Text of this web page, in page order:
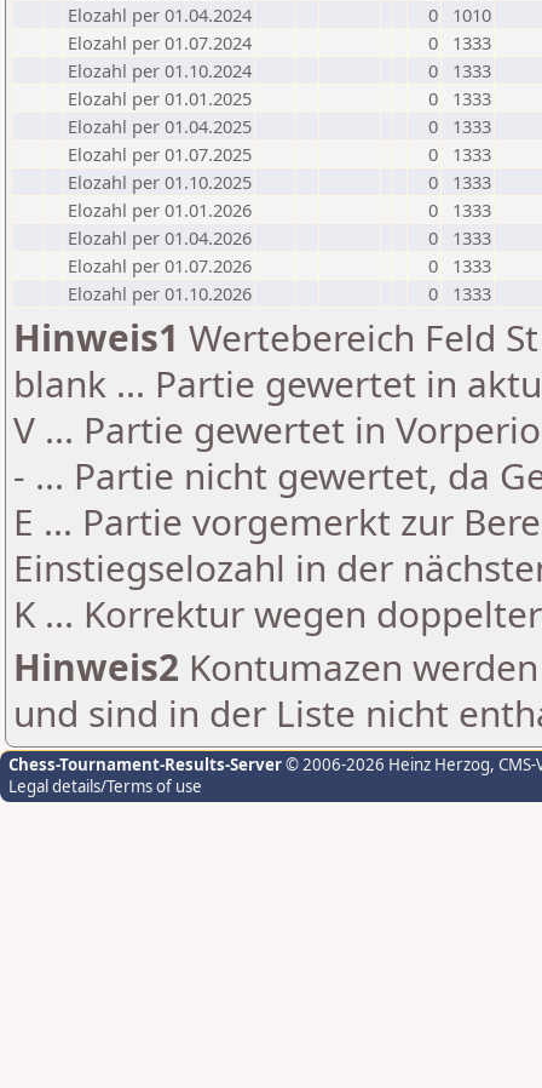
Elozahl per 01.04.2024
0
1010
Elozahl per 01.07.2024
0
1333
Elozahl per 01.10.2024
0
1333
Elozahl per 01.01.2025
0
1333
Elozahl per 01.04.2025
0
1333
Elozahl per 01.07.2025
0
1333
Elozahl per 01.10.2025
0
1333
Elozahl per 01.01.2026
0
1333
Elozahl per 01.04.2026
0
1333
Elozahl per 01.07.2026
0
1333
Elozahl per 01.10.2026
0 1333
Hinweis1 Wertebereich Feld
blank ... Partie gewertet in
V ... Partie gewertet in
- ... Partie nicht gewertet, da
E ... Partie vorgemerkt zur
Einstiegselozahl in der
K ... Korrektur wegen
Hinweis2 Kontumazen
und sind in der Liste nicht
Chess-Tournament-Results-Server© 2006-2026 Heinz Herzog,
Legal details/Terms of use